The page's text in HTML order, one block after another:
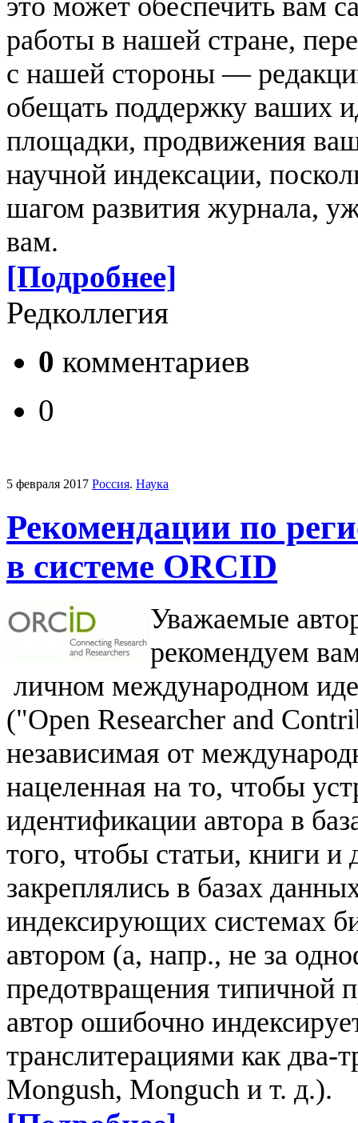
работы в нашей стране,
с нашей стороны —
обещать поддержку ваших
площадки, продвижения
научной индексации,
шагом развития журнала,
вам.
[Подробнее]
Редколлегия
0 комментариев
0
5 февраля 2017 Россия. Наука
Рекомендации по
в системе ORCID
Уважаемые
рекомендуем
личном международном
("Open Researcher and
независимая от
нацеленная на то, чтобы
идентификации автора в
того, чтобы статьи, книги
закреплялись в базах
индексирующих системах
автором (а, напр., не за
предотвращения типичной
автор ошибочно
транслитерациями как два-
Mongush, Monguch и т. д.).